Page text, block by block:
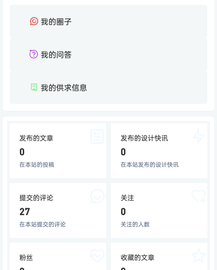
我的圈子
我的问答
我的供求信息
发布的文章
0
在本站的投稿
发布的设计快讯
0
在本站发布的设计快讯
提交的评论
27
在本站提交的评论
关注
0
关注的人数
粉丝 收藏的文章